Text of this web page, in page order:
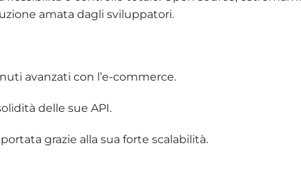
amata dagli sviluppatori.
avanzati con l’e-commerce.
delle sue API.
grazie alla sua forte scalabilità.